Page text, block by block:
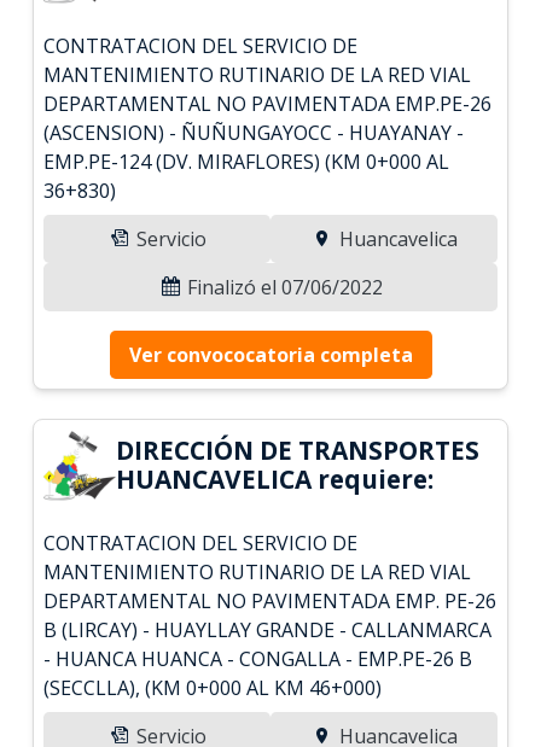
CONTRATACION DEL SERVICIO DE
MANTENIMIENTO RUTINARIO DE LA RED VIAL
DEPARTAMENTAL NO PAVIMENTADA EMP.PE-26
(ASCENSION) - ÑUÑUNGAYOCC - HUAYANAY -
EMP.PE-124 (DV. MIRAFLORES) (KM 0+000 AL
36+830)
Servicio
Huancavelica
Finalizó el 07/06/2022
Ver convococatoria completa
DIRECCIÓN DE TRANSPORTES
HUANCAVELICA requiere:
CONTRATACION DEL SERVICIO DE
MANTENIMIENTO RUTINARIO DE LA RED VIAL
DEPARTAMENTAL NO PAVIMENTADA EMP. PE-26
B (LIRCAY) - HUAYLLAY GRANDE - CALLANMARCA
- HUANCA HUANCA - CONGALLA - EMP.PE-26 B
(SECCLLA), (KM 0+000 AL KM 46+000)
Servicio
Huancavelica